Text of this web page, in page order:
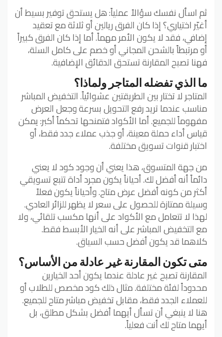
ثم اسأل نفسك سؤالاً عملياً: هل يستحق توفير بسيط أن
أغيّر اختياري؟ إذا كان الفرق ريالين أو ثلاثة مع تعقيد
إضافي، فقد لا يكون الأمر مهماً. أما إذا كان الفرق كبيراً
أو مرتبطاً بالشحن المجاني أو خصم على كامل السلة،
فهنا تصبح المقارنة تستحق الدقائق الإضافية.
ما الذي تفضله المتاجر ولماذا؟
المتاجر لا تختار بين الطريقتين عشوائياً. التخفيض المباشر
مناسب عندما تريد رفع التحويل بسرعة وجعل العرض
مفهوماً للجميع. أما الأكواد فتمنحها تحكماً أكبر: يمكن
قياس أداء حملة معينة، أو جذب عملاء جدد فقط، أو
اختبار قنوات تسويق مختلفة.
من جهة المتسوق، هذا يعني أن وجود كود لا يعني
دائماً أنه أفضل لك. أحياناً يكون مجرد أداة تتبع تسويقي
أكثر من كونه أفضل عرض متاح. وأحياناً يكون فعلاً
وسيلة ممتازة للحصول على سعر لا يظهر للزائر العادي.
لهذا لا تتعامل مع الأكواد على أنها مكسب تلقائي، ولا
مع التخفيض المباشر على أنه الخيار الأبسط فقط.
كلاهما قد يكون أفضل حسب السياق.
متى تكون المقارنة غير عادلة من الأساس؟
المقارنة تصبح غير عادلة عندما يكون أحد الخيارين
محدوداً لفئة مختلفة. مثال ذلك كود مخصص للطلاب أو
للعملاء الجدد فقط، مقابل تخفيض مباشر متاح للجميع.
هنا لا ينبغي أن تسأل أيهما أفضل بشكل مطلق، بل
أيهما متاح لك أنت فعلياً.